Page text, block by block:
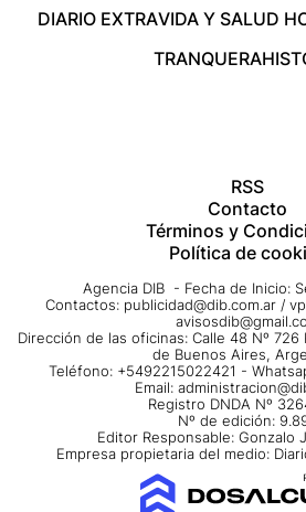
DIARIO EXTRAVIDA Y SALUD
TRANQUERA
RSS
Contacto
Términos y
Política de
Agencia DIB - Fecha de Inicio:
Contactos: publicidad@dib.com.ar /
Dirección de las oficinas: Calle 48 Nº 726
de Buenos Aires,
Teléfono: +5492215022421 -
Email:
Registro DNDA Nº
Nº de edición:
Editor Responsable: Gonzalo
Empresa propietaria del medio: